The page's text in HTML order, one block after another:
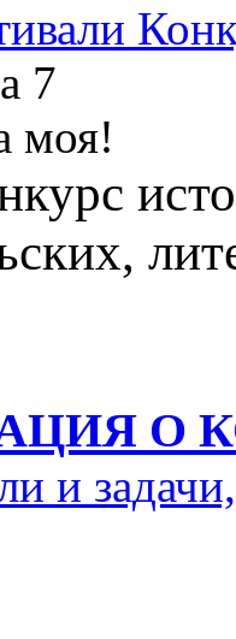
7
моя!
О
и